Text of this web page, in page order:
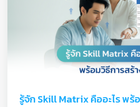
รู้จัก Skill Matrix คืออะไร พร้